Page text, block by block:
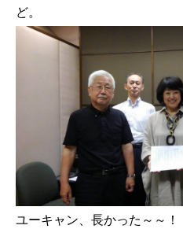
ど。
ユーキャン、長かった～～！